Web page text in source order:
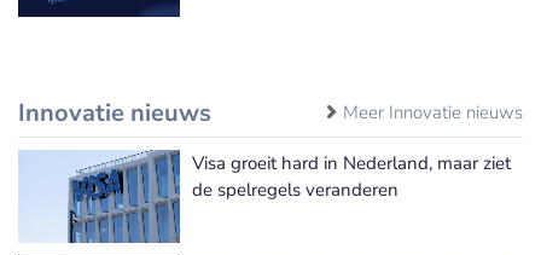
Innovatie nieuws Meer Innovatie nieuws
Visa groeit hard in Nederland, maar ziet
de spelregels veranderen